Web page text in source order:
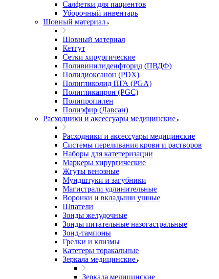
Салфетки для пациентов
Уборочный инвентарь
Шовный материал
Шовный материал
Кетгут
Сетки хирургические
Поливинилиденфторид (ПВДФ)
Полидиоксанон (PDX)
Полигликолид ПГА (PGA)
Полигликапрон (PGC)
Полипропилен
Полиэфир (Лавсан)
Расходники и аксессуары медицинские
Расходники и аксессуары медицинские
Системы переливания крови и растворов
Наборы для катетеризации
Маркеры хирургические
Жгуты венозные
Мундштуки и загубники
Магистрали удлинительные
Воронки и вкладыши ушные
Шпатели
Зонды желудочные
Зонды питательные назогастральные
Зонд-тампоны
Грелки и клизмы
Катетеры торакальные
Зеркала медицинские
Зеркала медицинские